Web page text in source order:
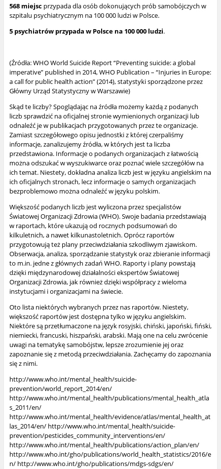
568 miejscprzypada dla osób dokonujących prób samobójczych w
szpitalu psychiatrycznym na 100 000 ludzi w Polsce.
5 psychiatrów przypada w Polsce na 100 000 ludzi.
(Źródła: WHO World Suicide Report “Preventing suicide: a global
imperative” published in 2014, WHO Publication – “Injuries in Europe:
a call for public health action” (2014), statystyki sporządzone przez
Główny Urząd Statystyczny w Warszawie)
Skąd te liczby? Spoglądając na źródła możemy każdą z podanych
liczb sprawdzić na oficjalnej stronie wymienionych organizacji lub
odnaleźć je w publikacjach przygotowanych przez te organizacje.
Zamiast szczegółowego opisu jednostki z której czerpaliśmy
informacje, zanalizujemy źródła, w których jest ta liczba
przedstawiona. Informacje o podanych organizacjach z łatwością
można odszukać w wyszukiwarce oraz poznać wiele szczegółów na
ich temat. Niestety, dokładna analiza liczb jest w języku angielskim na
ich oficjalnych stronach, lecz informacje o samych organizacjach
bezproblemowo można odnaleźć w języku polskim.
Większość podanych liczb jest wyliczona przez specjalistów
Światowej Organizacji Zdrowia (WHO). Swoje badania przedstawiają
w raportach, które ukazują od rocznych podsumowań do
kilkuletnich, a nawet kilkunastoletnich. Oprócz raportów
przygotowują też plany przeciwdziałania szkodliwym zjawiskom.
Obserwacja, analiza, sporządzanie statystyk oraz zbieranie informacji
to m.in. jedne z głównych zadań WHO. Raporty i plany powstają
dzięki międzynarodowej działalności ekspertów Światowej
Organizacji Zdrowia, jak również dzięki współpracy z wieloma
instytucjami i organizacjami na świecie.
Oto lista niektórych wybranych przez nas raportów. Niestety,
większość raportów jest dostępna tylko w języku angielskim.
Niektóre są przetłumaczone na język rosyjski, chiński, japoński, fiński,
niemiecki, francuski, hiszpański, arabski. Mają one na celu zwrócenie
uwagi na tematykę samobójstw, lepsze zrozumienie jej oraz
zapoznanie się z metodą przeciwdziałania. Zachęcamy do zapoznania
się z nimi.
http://www.who.int/mental_health/suicide-
prevention/world_report_2014/en/
http://www.who.int/mental_health/publications/mental_health_atla
s_2011/en/
http://www.who.int/mental_health/evidence/atlas/mental_health_at
las_2014/en/ http://www.who.int/mental_health/suicide-
prevention/pesticides_community_interventions/en/
http://www.who.int/mental_health/publications/action_plan/en/
http://www.who.int/gho/publications/world_health_statistics/2016/e
n/ http://www.who.int/gho/publications/mdgs-sdgs/en/